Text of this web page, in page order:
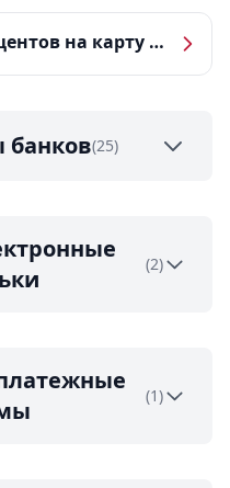
Микрозаймы без процентов на карту — ТОП-10 за 2026 год
(25)
(2)
(1)